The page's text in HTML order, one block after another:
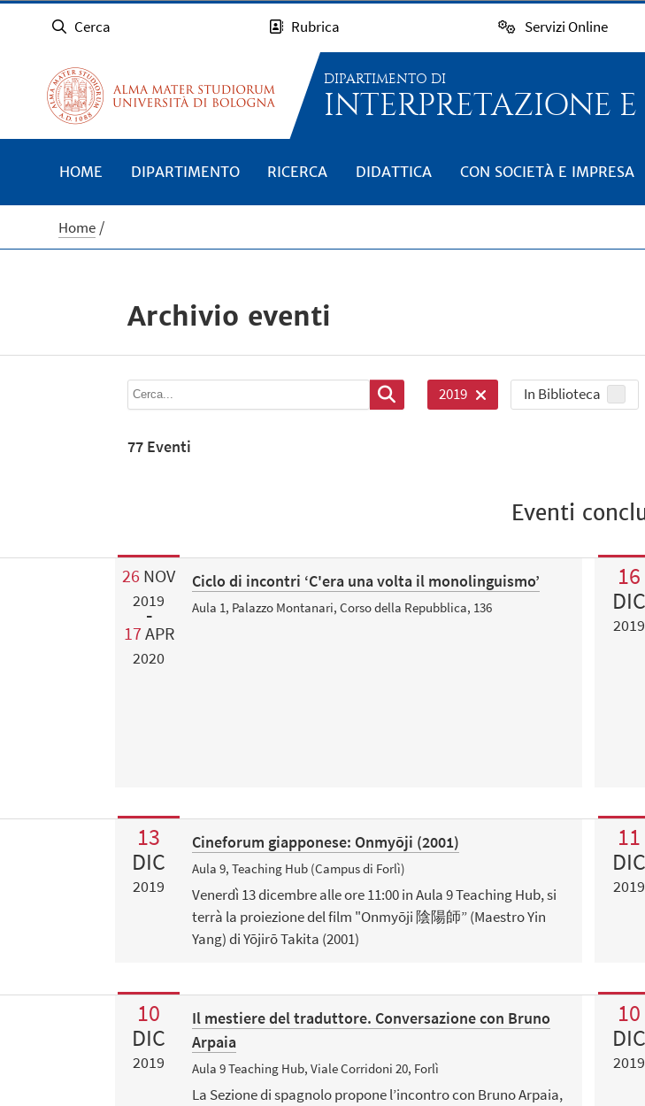
Cerca Rubrica Servizi Online
DIPARTIMENTO DI
INTERPRETAZIONE
HOME DIPARTIMENTO RICERCA DIDATTICA CON SOCIETÀ E IMPRESA
Home
Archivio eventi
2019 In Biblioteca
77 Eventi
Eventi
26 NOV
2019
17 APR
2020
Ciclo di incontri ‘C'era una volta il monolinguismo’
Aula 1, Palazzo Montanari, Corso della Repubblica, 136
16
DIC
2019
13
DIC
2019
Cineforum giapponese: Onmyōji (2001)
Aula 9, Teaching Hub (Campus di Forlì)
Venerdì 13 dicembre alle ore 11:00 in Aula 9 Teaching Hub, si
terrà la proiezione del film "Onmyōji 陰陽師” (Maestro Yin
Yang) di Yōjirō Takita (2001)
11
DIC
2019
10
DIC
2019
Il mestiere del traduttore. Conversazione con Bruno
Arpaia
Aula 9 Teaching Hub, Viale Corridoni 20, Forlì
La Sezione di spagnolo propone l’incontro con Bruno Arpaia,
10
DIC
2019